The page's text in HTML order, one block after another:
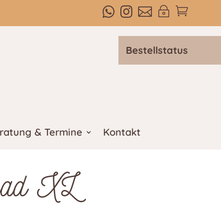

~



Bestellstatus
& Termine Kontakt
XL